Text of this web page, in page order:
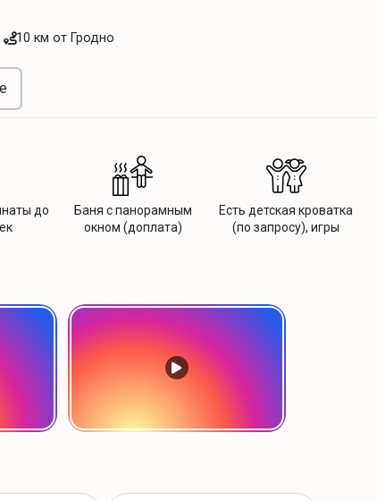
10 км от Гродно
до
Баня с панорамным
окном (доплата)
Есть детская кроватка
(по запросу), игры